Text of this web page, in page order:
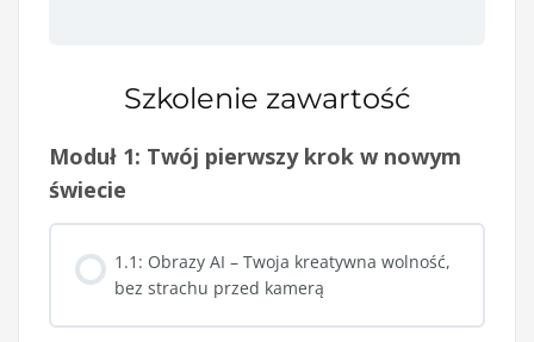
Szkolenie zawartość
Moduł 1: Twój pierwszy krok w nowym
świecie
1.1: Obrazy AI – Twoja kreatywna wolność,
bez strachu przed kamerą